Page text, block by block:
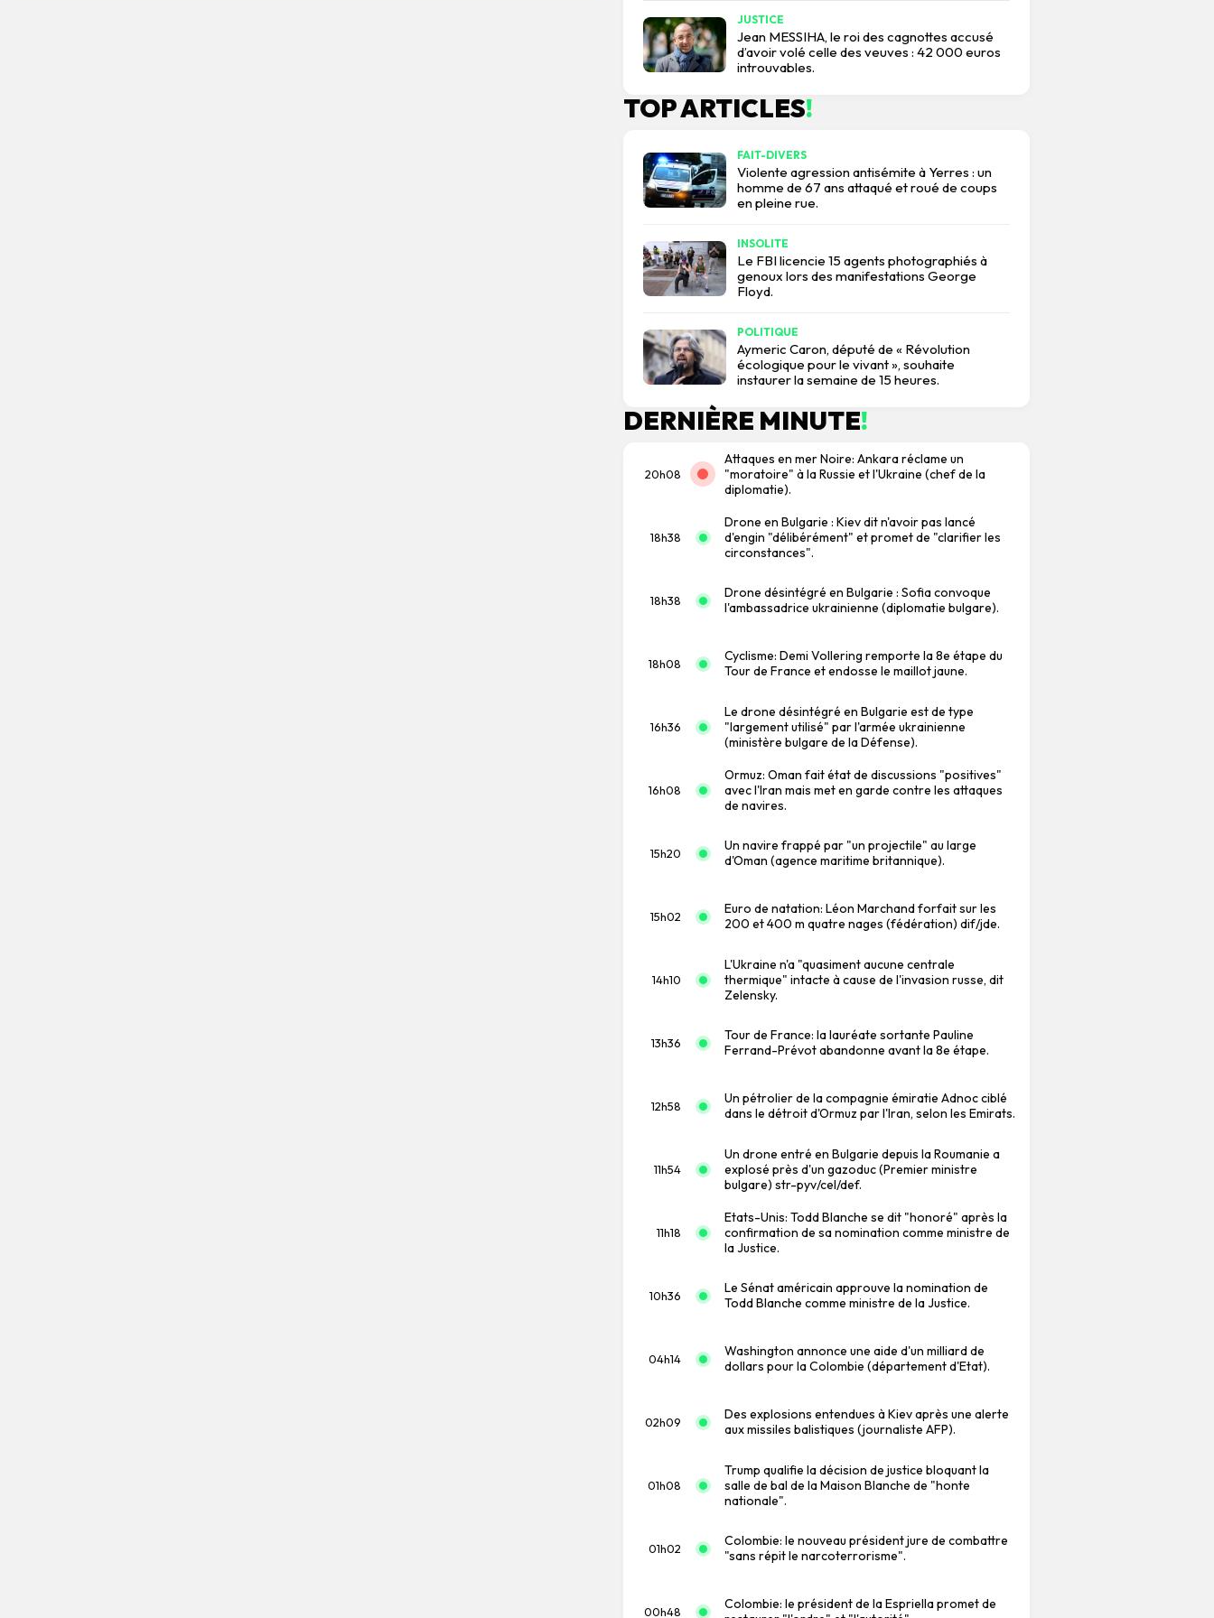
JUSTICE
Jean MESSIHA, le roi des cagnottes accusé
d’avoir volé celle des veuves : 42 000 euros
introuvables.
TOP ARTICLES!
FAIT-DIVERS
Violente agression antisémite à Yerres : un
homme de 67 ans attaqué et roué de coups
en pleine rue.
INSOLITE
Le FBI licencie 15 agents photographiés à
genoux lors des manifestations George
Floyd.
POLITIQUE
Aymeric Caron, député de « Révolution
écologique pour le vivant », souhaite
instaurer la semaine de 15 heures.
DERNIÈRE MINUTE!
20h08
Attaques en mer Noire: Ankara réclame un
"moratoire" à la Russie et l'Ukraine (chef de la
diplomatie).
18h38
Drone en Bulgarie : Kiev dit n'avoir pas lancé
d'engin "délibérément" et promet de "clarifier les
circonstances".
18h38
Drone désintégré en Bulgarie : Sofia convoque
l'ambassadrice ukrainienne (diplomatie bulgare).
18h08
Cyclisme: Demi Vollering remporte la 8e étape du
Tour de France et endosse le maillot jaune.
16h36
Le drone désintégré en Bulgarie est de type
"largement utilisé" par l'armée ukrainienne
(ministère bulgare de la Défense).
16h08
Ormuz: Oman fait état de discussions "positives"
avec l'Iran mais met en garde contre les attaques
de navires.
15h20
Un navire frappé par "un projectile" au large
d'Oman (agence maritime britannique).
15h02
Euro de natation: Léon Marchand forfait sur les
200 et 400 m quatre nages (fédération) dif/jde.
14h10
L'Ukraine n'a "quasiment aucune centrale
thermique" intacte à cause de l'invasion russe, dit
Zelensky.
13h36
Tour de France: la lauréate sortante Pauline
Ferrand-Prévot abandonne avant la 8e étape.
12h58
Un pétrolier de la compagnie émiratie Adnoc ciblé
dans le détroit d'Ormuz par l'Iran, selon les Emirats.
11h54
Un drone entré en Bulgarie depuis la Roumanie a
explosé près d'un gazoduc (Premier ministre
bulgare) str-pyv/cel/def.
11h18
Etats-Unis: Todd Blanche se dit "honoré" après la
confirmation de sa nomination comme ministre de
la Justice.
10h36
Le Sénat américain approuve la nomination de
Todd Blanche comme ministre de la Justice.
04h14
Washington annonce une aide d'un milliard de
dollars pour la Colombie (département d'Etat).
02h09
Des explosions entendues à Kiev après une alerte
aux missiles balistiques (journaliste AFP).
01h08
Trump qualifie la décision de justice bloquant la
salle de bal de la Maison Blanche de "honte
nationale".
01h02
Colombie: le nouveau président jure de combattre
"sans répit le narcoterrorisme".
00h48
Colombie: le président de la Espriella promet de